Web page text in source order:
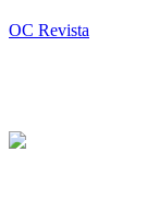
OC Revista